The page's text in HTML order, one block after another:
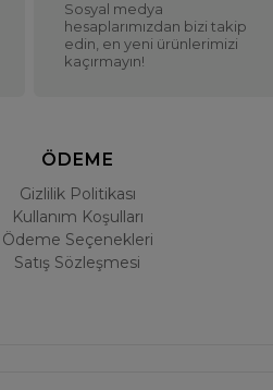
Sosyal medya
hesaplarımızdan bizi takip
edin, en yeni ürünlerimizi
kaçırmayın!
ÖDEME
Gizlilik Politikası
Kullanım Koşulları
Ödeme Seçenekleri
Satış Sözleşmesi